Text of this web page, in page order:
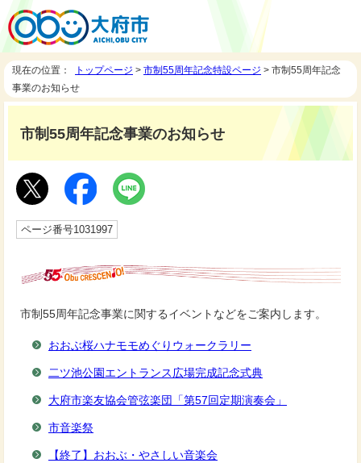
現在の位置： トップページ > 市制55周年記念特設ページ > 市制55周年記念
事業のお知らせ
市制55周年記念事業のお知らせ
ページ番号1031997
市制55周年記念事業に関するイベントなどをご案内します。
おおぶ桜ハナモモめぐりウォークラリー
二ツ池公園エントランス広場完成記念式典
大府市楽友協会管弦楽団「第57回定期演奏会」
市音楽祭
【終了】おおぶ・やさしい音楽会